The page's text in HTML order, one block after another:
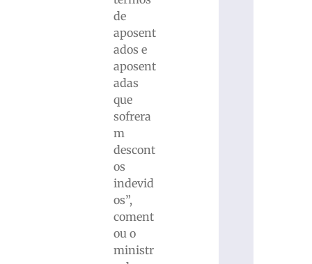
de
aposent
ados e
aposent
adas
que
sofrera
m
descont
os
indevid
os”,
coment
ou o
ministr